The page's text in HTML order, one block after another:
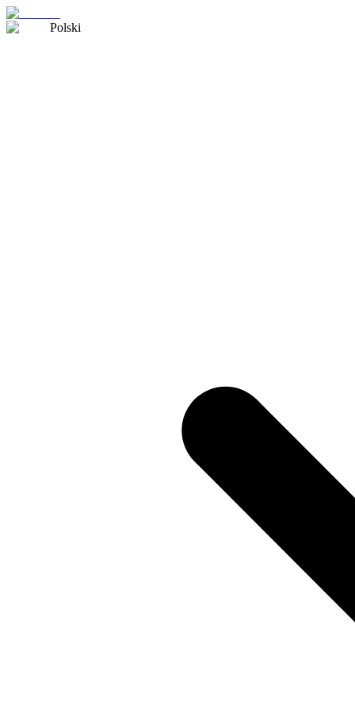
Polski